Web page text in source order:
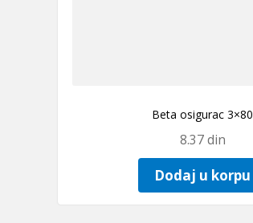
Beta osigurac 3×80
8.37din
Dodaj u korpu